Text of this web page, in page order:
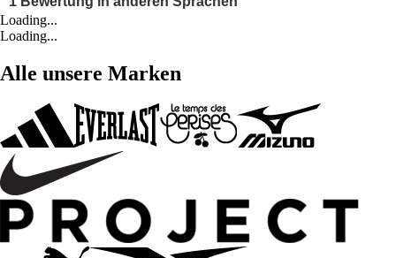
Loading...
Loading...
Alle unsere Marken